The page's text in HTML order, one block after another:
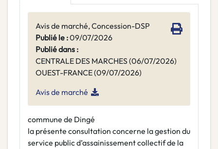
Avis de marché, Concession-DSP
Publié le :09/07/2026
Publié dans :
CENTRALE DES MARCHES (06/07/2026)
OUEST-FRANCE (09/07/2026)
Avis de marché
commune de Dingé
la présente consultation concerne la gestion du
service public d’assainissement collectif de la